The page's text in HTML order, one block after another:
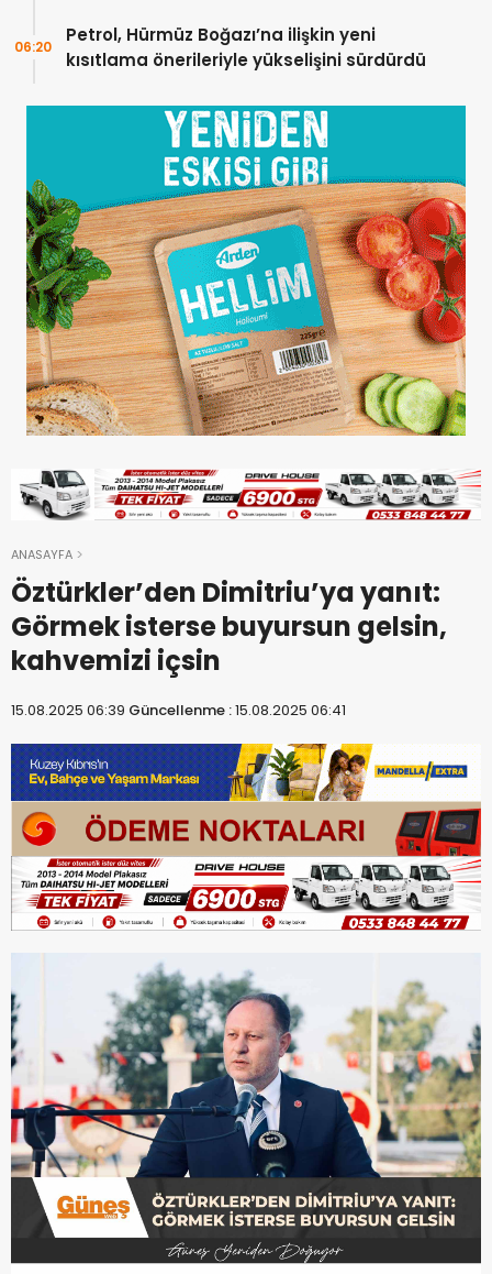
Petrol, Hürmüz Boğazı’na ilişkin yeni
kısıtlama önerileriyle yükselişini sürdürdü
06:20
ANASAYFA
Öztürkler’den Dimitriu’ya yanıt:
Görmek isterse buyursun gelsin,
kahvemizi içsin
15.08.2025 06:39 Güncellenme :15.08.2025 06:41